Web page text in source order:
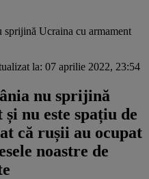
Ucraina cu armament
la: 07 aprilie 2022, 23:54
nu sprijină
nu este spațiu de
că rușii au ocupat
noastre de